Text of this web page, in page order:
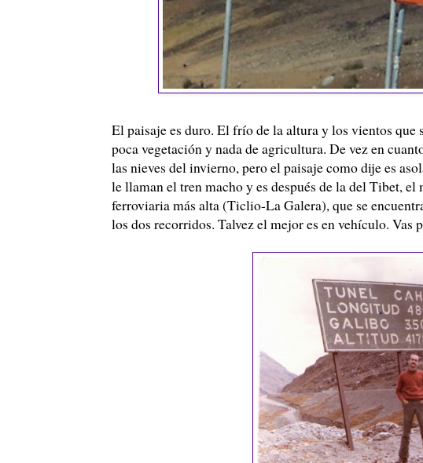
El paisaje es duro. El frío de la altura y los vientos
poca vegetación y nada de agricultura. De vez en
las nieves del invierno, pero el paisaje como dije es
le llaman el tren macho y es después de la del Tibet, el
ferroviaria más alta (Ticlio-La Galera), que se
los dos recorridos. Talvezel mejor es en vehículo. Vas